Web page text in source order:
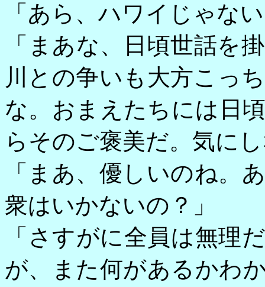
「あら、ハワイじゃな
「まあな、日頃世話を
川との争いも大方こっ
な。おまえたちには日
らそのご褒美だ。気に
「まあ、優しいのね。
衆はいかないの？」
「さすがに全員は無理
が、また何があるかわ